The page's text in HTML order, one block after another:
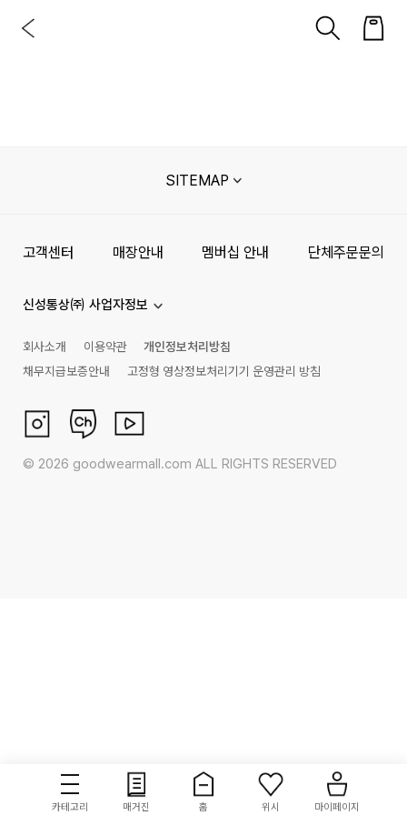
카테고리 매거진 홈 위시 마이페이지
SITEMAP
고객센터 매장안내 멤버십 안내 단체주문문의
신성통상㈜ 사업자정보
회사소개 이용약관
개인정보처리방침
채무지급보증안내
고정형 영상정보처리기기 운영관리 방침
© 2026 goodwearmall.com ALL RIGHTS RESERVED